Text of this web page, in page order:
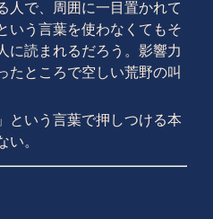
人で、周囲に一目置かれて
いう言葉を使わなくてもそ
に読まれるだろう。影響力
たところで空しい荒野の叫
という言葉で押しつける本
い。